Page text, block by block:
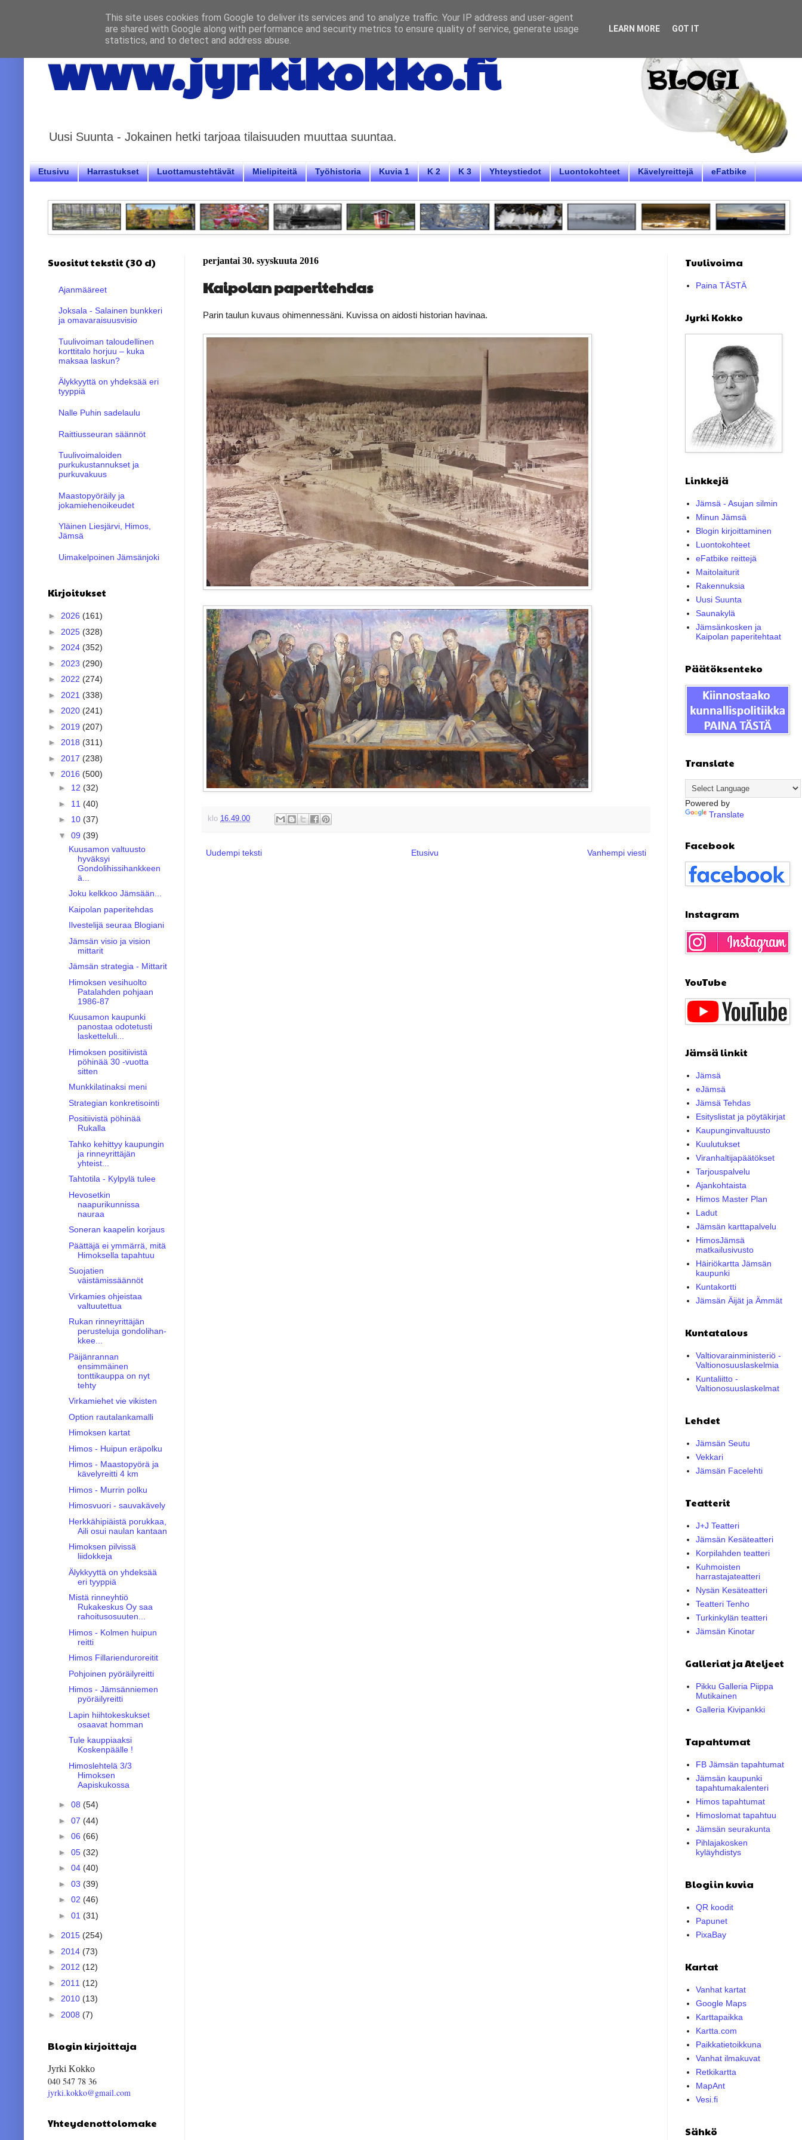
www.jyrkikokko.fi
Uusi Suunta - Jokainen hetki tarjoaa tilaisuuden muuttaa suuntaa.
Etusivu Harrastukset Luottamustehtävät Mielipiteitä Työhistoria Kuvia 1 K 2 K 3 Yhteystiedot Luontokohteet Kävelyreittejä eFatbike
perjantai 30. syyskuuta 2016
Kaipolan paperitehdas
Parin taulun kuvaus ohimennessäni. Kuvissa on aidosti historian havinaa.
klo 16.49.00
Uudempi teksti Vanhempi viesti
Etusivu
Suositut tekstit (30 d)
Ajanmääreet
Joksala - Salainen bunkkeri
ja omavaraisuusvisio
Tuulivoiman taloudellinen
korttitalo horjuu – kuka
maksaa laskun?
Älykkyyttä on yhdeksää eri
tyyppiä
Nalle Puhin sadelaulu
Raittiusseuran säännöt
Tuulivoimaloiden
purkukustannukset ja
purkuvakuus
Maastopyöräily ja
jokamiehenoikeudet
Yläinen Liesjärvi, Himos,
Jämsä
Uimakelpoinen Jämsänjoki
Kirjoitukset
► 2026 (161)
► 2025 (328)
► 2024 (352)
► 2023 (290)
► 2022 (274)
► 2021 (338)
► 2020 (241)
► 2019 (207)
► 2018 (311)
► 2017 (238)
▼ 2016 (500)
► 12 (32)
► 11 (40)
► 10 (37)
▼ 09 (39)
Kuusamon valtuusto
hyväksyi
Gondolihissihankkeen
ä...
Joku kelkkoo Jämsään...
Kaipolan paperitehdas
Ilvestelijä seuraa Blogiani
Jämsän visio ja vision
mittarit
Jämsän strategia - Mittarit
Himoksen vesihuolto
Patalahden pohjaan
1986-87
Kuusamon kaupunki
panostaa odotetusti
lasketteluli...
Himoksen positiivistä
pöhinää 30 -vuotta
sitten
Munkkilatinaksi meni
Strategian konkretisointi
Positiivistä pöhinää
Rukalla
Tahko kehittyy kaupungin
ja rinneyrittäjän
yhteist...
Tahtotila - Kylpylä tulee
Hevosetkin
naapurikunnissa
nauraa
Soneran kaapelin korjaus
Päättäjä ei ymmärrä, mitä
Himoksella tapahtuu
Suojatien
väistämissäännöt
Virkamies ohjeistaa
valtuutettua
Rukan rinneyrittäjän
perusteluja gondo­li­han­
kkee...
Päijänrannan
ensimmäinen
tonttikauppa on nyt
tehty
Virkamiehet vie vikisten
Option rautalankamalli
Himoksen kartat
Himos - Huipun eräpolku
Himos - Maastopyörä ja
kävelyreitti 4 km
Himos - Murrin polku
Himosvuori - sauvakävely
Herkkähipiäistä porukkaa,
Aili osui naulan kantaan
Himoksen pilvissä
liidokkeja
Älykkyyttä on yhdeksää
eri tyyppiä
Mistä rinneyhtiö
Rukakeskus Oy saa
rahoitusosuuten...
Himos - Kolmen huipun
reitti
Himos Fillarienduroreitit
Pohjoinen pyöräilyreitti
Himos - Jämsänniemen
pyöräilyreitti
Lapin hiihtokeskukset
osaavat homman
Tule kauppiaaksi
Koskenpäälle !
Himoslehtelä 3/3
Himoksen
Aapiskukossa
► 08 (54)
► 07 (44)
► 06 (66)
► 05 (32)
► 04 (40)
► 03 (39)
► 02 (46)
► 01 (31)
► 2015 (254)
► 2014 (73)
► 2012 (12)
► 2011 (12)
► 2010 (13)
► 2008 (7)
Blogin kirjoittaja
Jyrki Kokko
040 547 78 36
jyrki.kokko@gmail.com
Yhteydenottolomake
Tuulivoima
Paina TÄSTÄ
Jyrki Kokko
Linkkejä
Jämsä - Asujan silmin
Minun Jämsä
Blogin kirjoittaminen
Luontokohteet
eFatbike reittejä
Maitolaiturit
Rakennuksia
Uusi Suunta
Saunakylä
Jämsänkosken ja
Kaipolan paperitehtaat
Päätöksenteko
Translate
Powered by
Translate
Facebook
Instagram
YouTube
Jämsä linkit
Jämsä
eJämsä
Jämsä Tehdas
Esityslistat ja pöytäkirjat
Kaupunginvaltuusto
Kuulutukset
Viranhaltijapäätökset
Tarjouspalvelu
Ajankohtaista
Himos Master Plan
Ladut
Jämsän karttapalvelu
HimosJämsä
matkailusivusto
Häiriökartta Jämsän
kaupunki
Kuntakortti
Jämsän Äijät ja Ämmät
Kuntatalous
Valtiovarainministeriö -
Valtionosuuslaskelmia
Kuntaliitto -
Valtionosuuslaskelmat
Lehdet
Jämsän Seutu
Vekkari
Jämsän Facelehti
Teatterit
J+J Teatteri
Jämsän Kesäteatteri
Korpilahden teatteri
Kuhmoisten
harrastajateatteri
Nysän Kesäteatteri
Teatteri Tenho
Turkinkylän teatteri
Jämsän Kinotar
Galleriat ja Ateljeet
Pikku Galleria Piippa
Mutikainen
Galleria Kivipankki
Tapahtumat
FB Jämsän tapahtumat
Jämsän kaupunki
tapahtumakalenteri
Himos tapahtumat
Himoslomat tapahtuu
Jämsän seurakunta
Pihlajakosken
kyläyhdistys
Blogiin kuvia
QR koodit
Papunet
PixaBay
Kartat
Vanhat kartat
Google Maps
Karttapaikka
Kartta.com
Paikkatietoikkuna
Vanhat ilmakuvat
Retkikartta
MapAnt
Vesi.fi
Sähkö
This site uses cookies from Google to deliver its services and to analyze traffic. Your IP address and user-agent
are shared with Google along with performance and security metrics to ensure quality of service, generate usage
statistics, and to detect and address abuse.
LEARN MORE GOT IT